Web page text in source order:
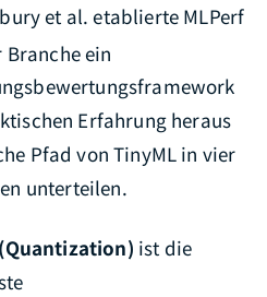
et al. etablierte MLPerf
Branche ein
Erfahrung heraus
Pfad von TinyML in vier
unterteilen.
ist die